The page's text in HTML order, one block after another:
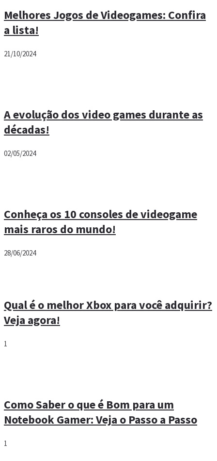
Melhores Jogos de Videogames: Confira
a lista!
21/10/2024
A evolução dos video games durante as
décadas!
02/05/2024
Conheça os 10 consoles de videogame
mais raros do mundo!
28/06/2024
Qual é o melhor Xbox para você adquirir?
Veja agora!
1
Como Saber o que é Bom para um
Notebook Gamer: Veja o Passo a Passo
1